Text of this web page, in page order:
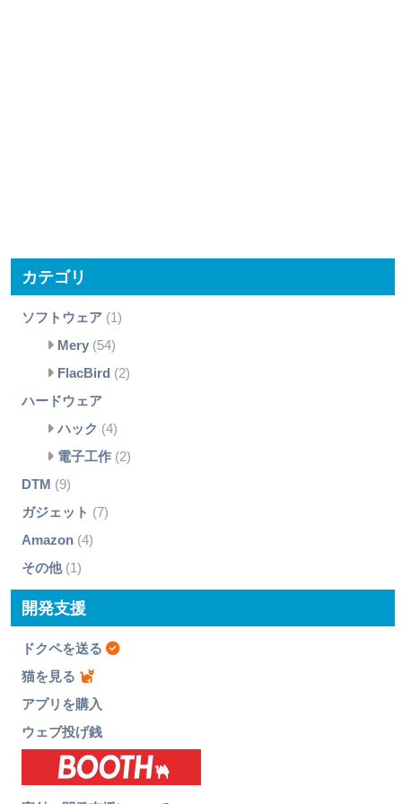
カテゴリ
ソフトウェア(1)
Mery(54)
FlacBird (2)
ハードウェア
ハック (4)
電子工作(2)
DTM (9)
ガジェット (7)
Amazon(4)
その他(1)
開発支援
ドクペを送る
猫を見る
アプリを購入
ウェブ投げ銭